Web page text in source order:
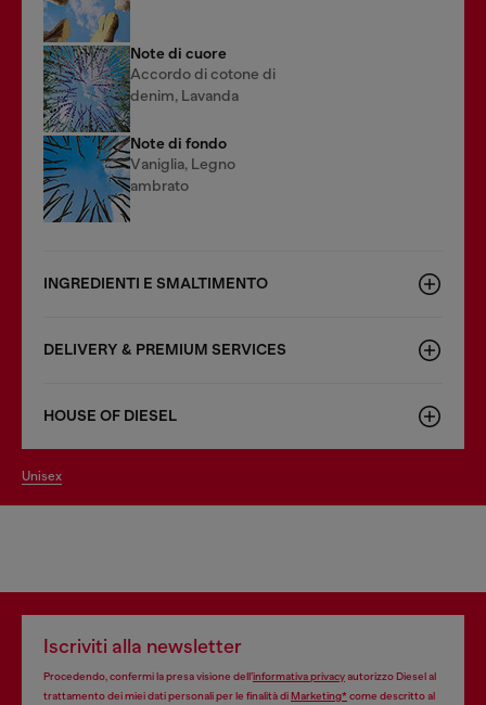
Note di cuore
Accordo di cotone di
denim, Lavanda
Note di fondo
Vaniglia, Legno
ambrato
INGREDIENTI E SMALTIMENTO
DELIVERY & PREMIUM SERVICES
HOUSE OF DIESEL
unisex
Iscriviti alla newsletter
Procedendo, confermi la presa visione dell’informativa privacyautorizzo Diesel al
trattamento dei miei dati personali per le finalità diMarketing*come descritto al